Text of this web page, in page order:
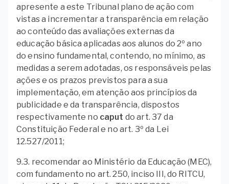
apresente a este Tribunal plano de ação com
vistas a incrementar a transparência em relação
ao conteúdo das avaliações externas da
educação básica aplicadas aos alunos do 2º ano
do ensino fundamental, contendo, no mínimo, as
medidas a serem adotadas, os responsáveis pelas
ações e os prazos previstos para a sua
implementação, em atenção aos princípios da
publicidade e da transparência, dispostos
respectivamente no caput do art. 37 da
Constituição Federal e no art. 3º da Lei
12.527/2011;
9.3. recomendar ao Ministério da Educação (MEC),
com fundamento no art. 250, inciso III, do RITCU,